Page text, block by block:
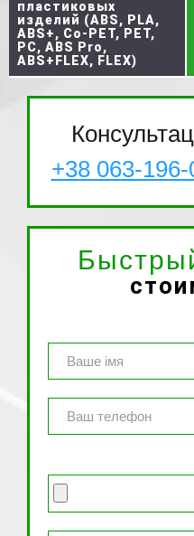
пластиковых
изделий (ABS, PLA,
ABS+, Co-PET, PET,
PC, ABS Pro,
ABS+FLEX, FLEX)
+38 063-